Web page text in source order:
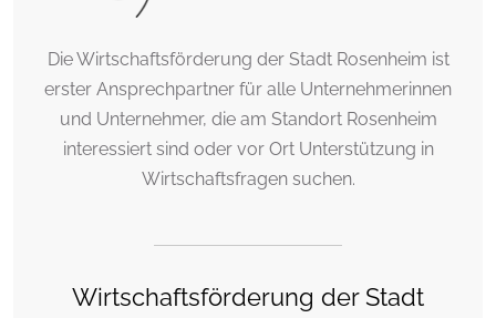
Die Wirtschaftsförderung der Stadt Rosenheim ist
erster Ansprechpartner für alle Unternehmerinnen
und Unternehmer, die am Standort Rosenheim
interessiert sind oder vor Ort Unterstützung in
Wirtschaftsfragen suchen.
Wirtschaftsförderung der Stadt